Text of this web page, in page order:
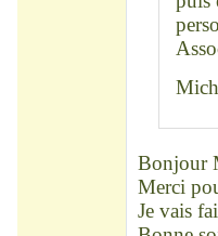
Bonjour
Merci
Je vais